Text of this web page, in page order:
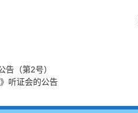
（第2号）
听证会的公告